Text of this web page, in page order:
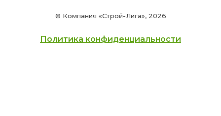
© Компания «Строй-Лига», 2026
Политика конфиденциальности